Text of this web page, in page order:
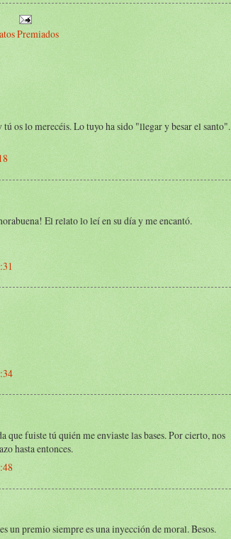
Premiados
os lo merecéis. Lo tuyo ha sido "llegar y besar el santo".
El relato lo leí en su día y me encantó.
que fuiste tú quién me enviaste las bases. Por cierto, nos
hasta entonces.
un premio siempre es una inyección de moral. Besos.